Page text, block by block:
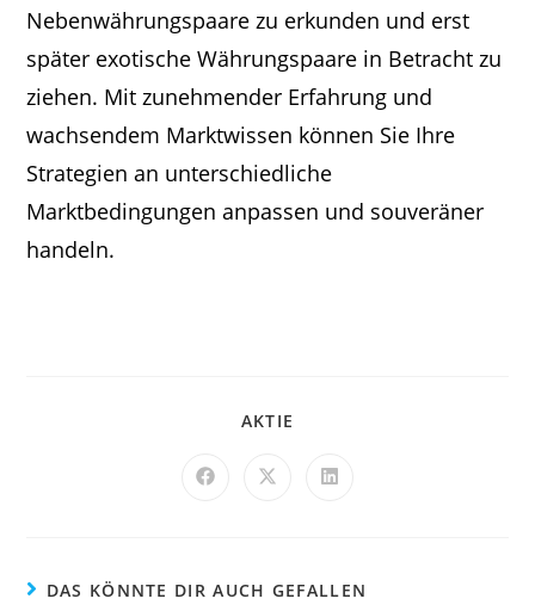
Nebenwährungspaare zu erkunden und erst
später exotische Währungspaare in Betracht zu
ziehen. Mit zunehmender Erfahrung und
wachsendem Marktwissen können Sie Ihre
Strategien an unterschiedliche
Marktbedingungen anpassen und souveräner
handeln.
AKTIE
DAS KÖNNTE DIR AUCH GEFALLEN